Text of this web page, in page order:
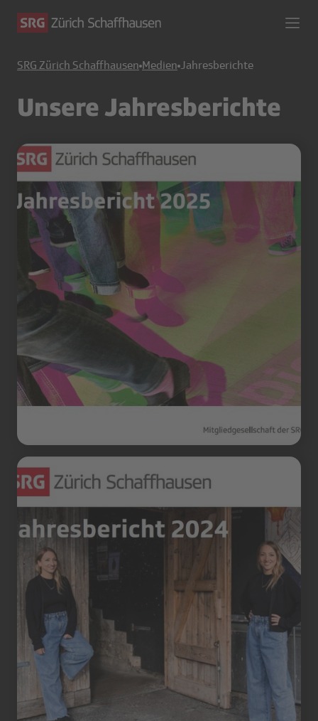
SRG Zürich Schaffhausen Medien Jahresberichte
Unsere Jahresberichte